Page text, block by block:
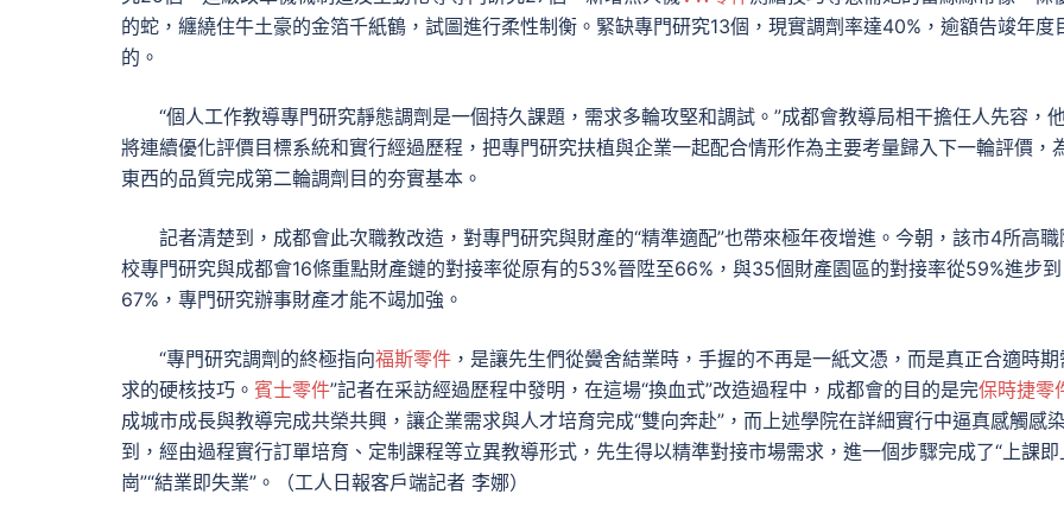
的蛇，纏繞住牛土豪的金箔千紙鶴，試圖進行柔性制衡。緊缺專門研究13個，現實調劑率達40%，逾額告竣年度
的。
“個人工作教導專門研究靜態調劑是一個持久課題，需求多輪攻堅和調試。”成都會教導局相干擔任人先容，
將連續優化評價目標系統和實行經過歷程，把專門研究扶植與企業一起配合情形作為主要考量歸入下一輪評價，
東西的品質完成第二輪調劑目的夯實基本。
記者清楚到，成都會此次職教改造，對專門研究與財產的“精準適配”也帶來極年夜增進。今朝，該市4所高職
校專門研究與成都會16條重點財產鏈的對接率從原有的53%晉陞至66%，與35個財產園區的對接率從59%進步到
67%，專門研究辦事財產才能不竭加強。
“專門研究調劑的終極指向福斯零件 ，是讓先生們從黌舍結業時，手握的不再是一紙文憑，而是真正合適時期
求的硬核技巧。 賓士零件”記者在采訪經過歷程中發明，在這場“換血式”改造過程中，成都會的目的是完保時捷零
成城市成長與教導完成共榮共興，讓企業需求與人才培育完成“雙向奔赴”，而上述學院在詳細實行中逼真感觸感
到，經由過程實行訂單培育、定制課程等立異教導形式，先生得以精準對接市場需求，進一個步驟完成了“上課即
崗”“結業即失業”。（工人日報客戶端記者 李娜）